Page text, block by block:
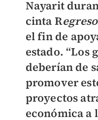
Nayarit
cinta R
el fin de
estado. “Los
deberían de
promover
proyectos
económica a